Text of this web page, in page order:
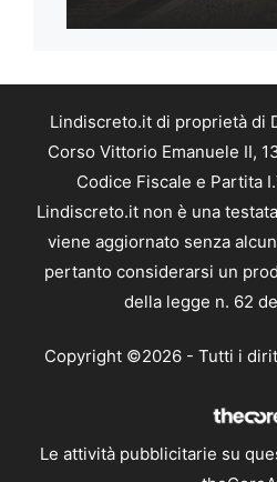
Lindiscreto.it di proprietà di
Corso Vittorio Emanuele II,
Codice Fiscale e Partita
Lindiscreto.it non è una
viene aggiornato senza
pertanto considerarsi un
della legge n. 62
Copyright ©2026 - Tutti i
Le attività pubblicitarie su